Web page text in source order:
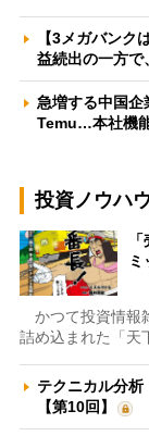
【3メガバンク
益続出の一方
急増する中国
Temu…本社機
投資ノウハ
ミ
かつて投資情報
詰め込まれた「天
テクニカル分
【第10回】